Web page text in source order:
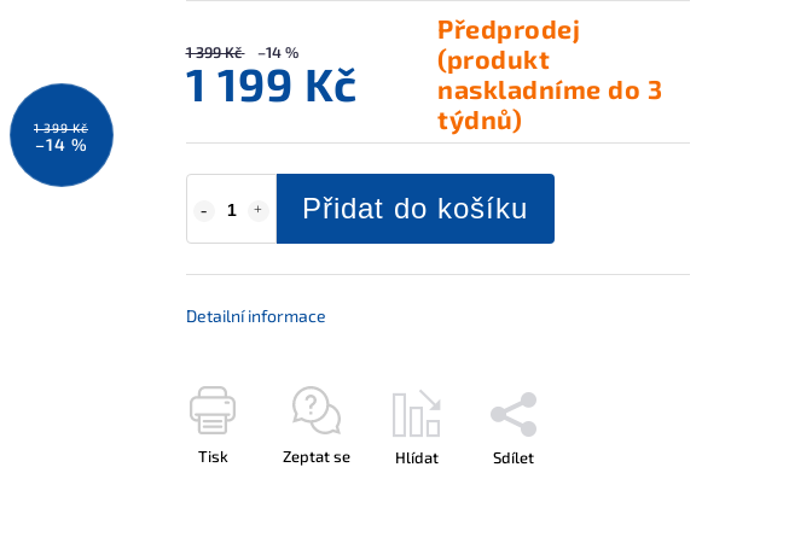
1 399 Kč
–14 %
1 399 Kč –14 %
1 199 Kč
Předprodej
(produkt
naskladníme do 3
týdnů)
Přidat do košíku
Detailní informace
Tisk Zeptat se Hlídat Sdílet